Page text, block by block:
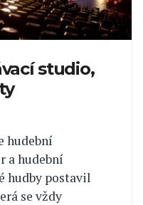
studio,
hudební
a hudební
hudby postavil
se vždy